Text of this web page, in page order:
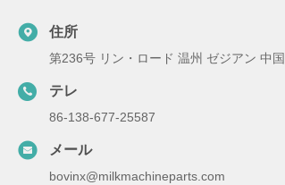
住所
第236号 リン・ロード 温州 ゼジアン 中国
テレ
86-138-677-25587
メール
bovinx@milkmachineparts.com